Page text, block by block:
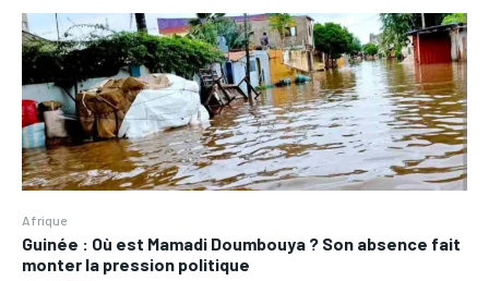
Afrique
Guinée : Où est Mamadi Doumbouya ? Son absence fait
monter la pression politique